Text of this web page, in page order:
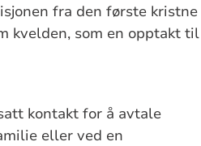
fra den første kristne
kvelden, som en opptakt til
kontakt for å avtale
eller ved en